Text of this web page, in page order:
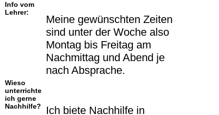
Info vom
Lehrer:
Meine gewünschten Zeiten
sind unter der Woche also
Montag bis Freitag am
Nachmittag und Abend je
nach Absprache.
Wieso
unterrichte
ich gerne
Nachhilfe?
Ich biete Nachhilfe in